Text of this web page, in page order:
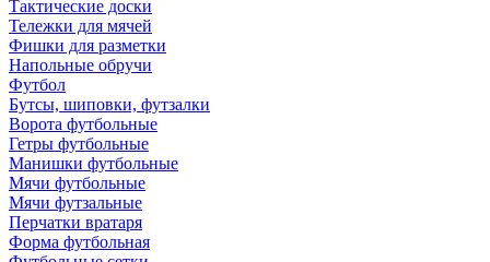
Тактические доски
Тележки для мячей
Фишки для разметки
Напольные обручи
Футбол
Бутсы, шиповки, футзалки
Ворота футбольные
Гетры футбольные
Манишки футбольные
Мячи футбольные
Мячи футзальные
Перчатки вратаря
Форма футбольная